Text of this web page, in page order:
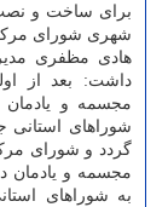
برای ساخت و
شهری شورای
هادی مظفری
داشت: بعد از
مجسمه و
شوراهای
گردد و شورای
مجسمه و یادمان
به شوراهای